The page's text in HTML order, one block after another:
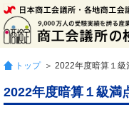
トップ ＞ 2022年度暗算１級
2022年度暗算１級満